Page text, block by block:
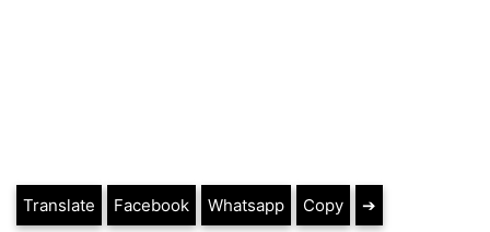
Translate Facebook Whatsapp Copy ➔